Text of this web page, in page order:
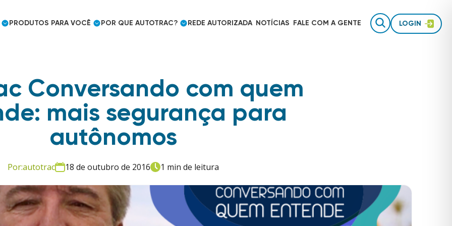
Cargas frigorificadas
Eficiência logística
Controle de jornada
Gestão de equipes de campo
Rastreamento para uso pessoal
PRODUTOS PARA VOCÊ
Caminhoneiro Autônomo
Mercado Segurador
Embarcador
Uso pessoal
POR QUE AUTOTRAC?
Prêmios e Reconhecimento
AUTOTRAC É INVESTIMENTO
REDE AUTORIZADA NOTÍCIAS FALE COM A GENTE LOGIN
Conversando com quem
mais segurança para
autônomos
Por:autotrac 18 de outubro de 2016 1 min de leitura